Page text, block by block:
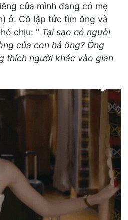
của mình đang có mẹ
ở. Cô lập tức tìm ông và
chịu: " Tại sao có người
của con hả ông? Ông
thích người khác vào gian